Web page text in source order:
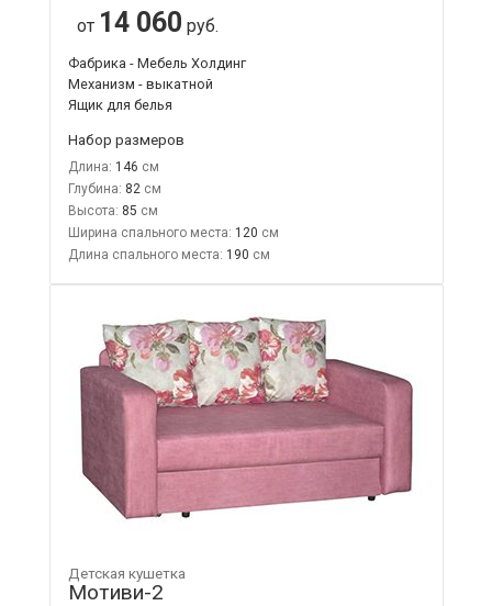
от 14 060 руб.
Фабрика - Мебель Холдинг
Механизм - выкатной
Ящик для белья
Набор размеров
Длина: 146
Глубина: 82
Высота: 85
Ширина спального места: 120
Длина спального места: 190
Детская кушетка
Мотиви-2